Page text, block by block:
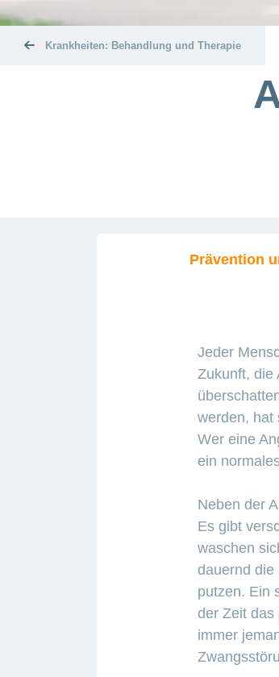
Krankheiten: Behandlung und Therapie
Prävention
Jeder
Zukunft, die
werden, hat
Wer eine
ein
Neben der
Es gibt
waschen
dauernd die
putzen. Ein
der Zeit das
immer